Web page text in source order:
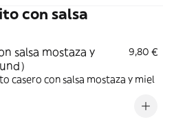
con salsa
salsa mostaza y
）
9,80 €
casero con salsa mostaza y miel